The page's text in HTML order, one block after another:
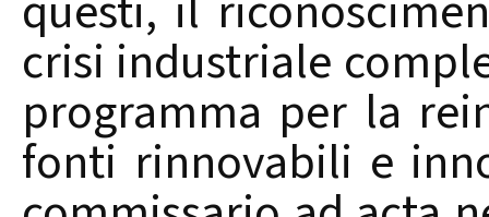
crisi industriale
programma per la
fonti rinnovabili e